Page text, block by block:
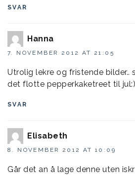
SVAR
Hanna
7. NOVEMBER 2012 AT 21:05
Utrolig lekre og fristende bilder..
det flotte pepperkaketreet til jul:)
SVAR
Elisabeth
8. NOVEMBER 2012 AT 10:09
Går det an å lage denne uten